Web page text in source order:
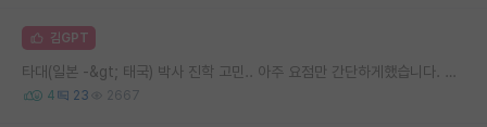
김GPT
타대(일본 -&gt; 태국) 박사 진학 고민.. 아주 요점만 간단하게했습니다. 인생 선배님들 소중한 조언 부탁드립니다.
4 23 2667